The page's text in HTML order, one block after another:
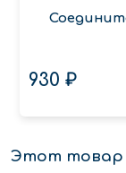
930 ₽
Этот товар